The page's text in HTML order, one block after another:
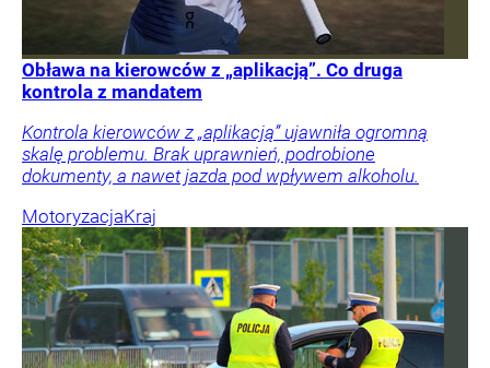
Obława na kierowców z „aplikacją”. Co druga
kontrola z mandatem
Kontrola kierowców z „aplikacją” ujawniła ogromną
skalę problemu. Brak uprawnień, podrobione
dokumenty, a nawet jazda pod wpływem alkoholu.
MotoryzacjaKraj